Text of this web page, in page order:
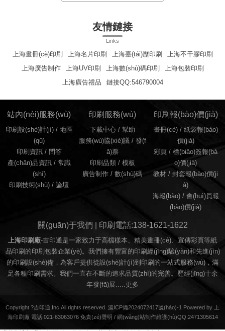
友情鏈接
Links
上海畫冊(cè)印刷 上海名片印刷 上海臺(tái)歷印刷
上海不干膠印刷
上海廣告制作
上海UV印刷 上海數(shù)碼印刷
上海包裝印刷
上海廣告禮品
鏈接QQ:546790004
站內(nèi)服務(wù)
印刷設(shè)計(jì)/ 地區
(qū)
印刷資訊/ 問答
產(chǎn)品資訊/ 常識
(shí)
印刷技術(shù) /論壇
印刷服務(wù)
下載中心 / 幫助
服務(wù)協(xié)議/ 發(f
ā)票
印刷品類 / 模板
廣告制作 /數(shù)碼
印刷報(bào)價(jià)
畫冊(cè)/ 紙袋報(bào)
價(jià)
彩頁 /標(biāo)簽報(bà
o)價(jià)
教材 /封套報(bào)價(ji
à)
海報(bào)/ 會(huì)員報
(bào)價(jià)
關(guān)于我們 | 印刷電話:138-1621-1622
上海印刷廠-吉印通是一家致力于高檔樣本、精美畫冊(cè)、宣傳彩頁等紙
品印刷的印刷包裝企業(yè)。我們擁有豐富的印刷經(jīng)驗(yàn)和先進(jìn)
的印刷設(shè)備，為客戶提供從設(shè)計(jì)到印刷的一站式服務(wù)，滿
足各種印刷需求。我們一直在不斷的追求品質(zhì)的完善。歷經(jīng)十余
年發(fā)展..... 更多
Copyright ?吉印通,Inc.All rights reserved. 滬ICP備2024072417號(hào)-1 Powered by 上
海印刷廠 電話:021-63063076 免責(zé)聲明 / 網(wǎng)站制作維護(hù)QQ:2471305614